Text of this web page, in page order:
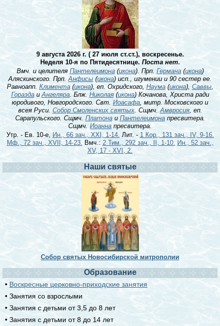
9 августа 2026 г. ( 27 июля ст.ст.), воскресенье.
Неделя 10-я по Пятидесятнице. Поста нет.
Вмч. и целителя Пантелеимона(икона). Прп. Германа(икона)
Аляскинского. Прп.Анфисы (икона) исп., игумении и 90 сестер ее.
Равноапп. Климента(икона), еп. Охридского, Наума(икона), Саввы,
ГораздаиАнгеляра. Блж. Николая(икона) Кочанова, Христа ради
юродивого, Новгородского. Свт. Иоасафа, митр. Московского и
всея Руси. Собор Смоленских святых. Сщмч.Амвросия, еп.
Сарапульского. Сщмч. Платонаи Пантелеимонапресвитера.
Сщмч. Иоанна пресвитера.
Утр. - Ев. 10-е, Ин., 66 зач., XXI, 1-14. Лит. - 1 Кор., 131 зач., IV, 9-16.
Мф., 72 зач., XVII, 14-23. Вмч.: 2 Тим., 292 зач., II, 1-10. Ин., 52 зач.,
XV, 17 - XVI, 2.
Наши святые
Собор святых Новосибирской митрополии
Образование
• Воскресные церковно-приходские занятия
• Занятия со взрослыми
• Занятия с детьми от 3,5 до 8 лет
• Занятия с детьми от 8 до 14 лет